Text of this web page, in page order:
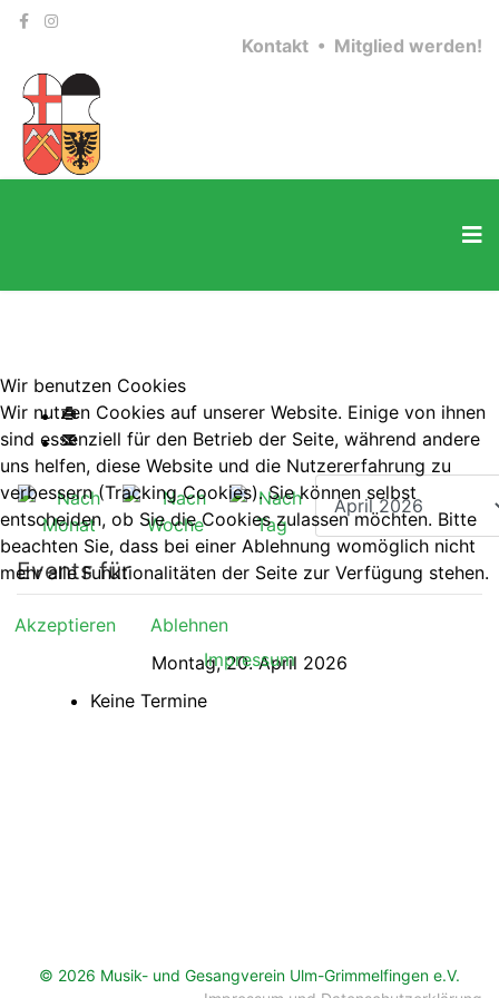
Kontakt • Mitglied werden!
Events für
Montag, 20. April 2026
Keine Termine
© 2026 Musik- und Gesangverein Ulm-Grimmelfingen e.V.
Wir benutzen Cookies
Wir nutzen Cookies auf unserer Website. Einige von ihnen
sind essenziell für den Betrieb der Seite, während andere
uns helfen, diese Website und die Nutzererfahrung zu
verbessern (Tracking Cookies). Sie können selbst
entscheiden, ob Sie die Cookies zulassen möchten. Bitte
beachten Sie, dass bei einer Ablehnung womöglich nicht
mehr alle Funktionalitäten der Seite zur Verfügung stehen.
Akzeptieren
Ablehnen
Impressum